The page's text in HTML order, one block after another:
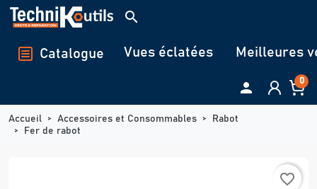
Panneau de gestion des cookies
search
Catalogue Vues éclatées Meilleures
 0
Accueil Accessoires et Consommables
Rabot
Fer de rabot
favorite_border